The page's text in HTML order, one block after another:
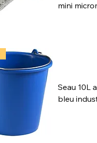
mini
Seau 10L
bleu